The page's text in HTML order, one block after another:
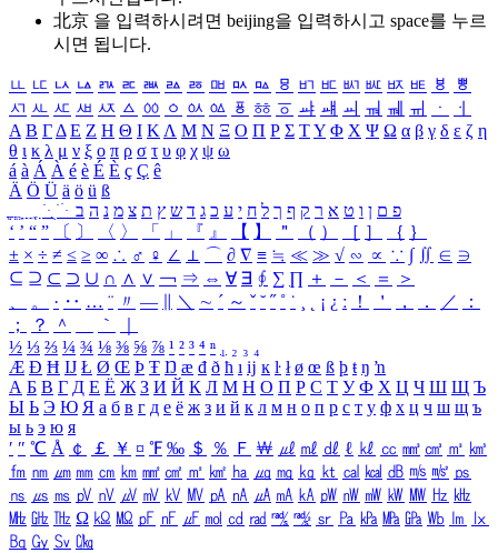
北京 을 입력하시려면 beijing을 입력하시고 space를 누르
시면 됩니다.
ㅥ ㅦ ㅧ ㅨ ㅩ ㅪ ㅫ ㅬ ㅭ ㅮ ㅯ ㅰ ㅱ ㅲ ㅳ ㅴ ㅵ ㅶ ㅷ ㅸ
ㅹ
ㅺ ㅻ ㅼ ㅽ ㅾ ㅿ ㆀ ㆁ ㆂ ㆃ ㆄ ㆅ ㆆ ㆇ ㆈ ㆉ ㆊ ㆋ ㆌ ㆍ
ㆎ
Α Β ΓΔ Ε Ζ Η Θ Ι ΚΛ Μ Ν Ξ Ο Π Ρ Σ ΤΥ Φ Χ Ψ Ω α β γ δ ε ζ η
θ ι κ λ μ ν ξ ο π ρ σ τ υ φ χ ψ ω
á à Á À é è É È ç Ç ê
Ä Ö Ü ä ö ü ß
ִֶֹ ֻּ ׁׂ פ ם ן ו ט א ר ק ף ך ל ח י ע כ ג ד ש ץ ת צ מ נ ה ב
‘ ’ “ ” 〔 〕 〈 〉 「 」 『 』 【 】 ＂ （ ） ［ ］ ｛ ｝
± × ÷ ≠ ≤ ≥ ∞ ∴ ♂ ♀ ∠ ⊥ ⌒ ∂ ∇ ≡ ≒ ≪ ≫ √ ∽ ∝ ∵ ∫ ∬ ∈ ∋
⊆ ⊇ ⊂ ⊃ ∪ ∩ ∧ ∨ ￢ ⇒ ⇔ ∀ ∃ ∮ ∑ ∏ ＋ － ＜ ＝
＞
、
。 · ‥ … ¨ 〃 ― ＼ ∼ ´ ～ ˇ ˘ ˝ ˚ ˙ ¸ ¡ ¿ ː ！ ＇ ， ． ／
：
；
？ ＾ ｀
½ ⅓ ⅔ ¼ ¾ ⅛ ⅜ ⅝ ⅞ ¹ ² ³ ⁴ ⁿ ₁ ₂ ₃ ₄
Æ Ð Ħ Ĳ Ł Ø Œ Þ Ŧ Ŋ æ đ ð ħ ı ĳ ĸ ŀ ł ø œ ß þ ŧ ŋ ŉ
А Б В Г Д Е Ё Ж З И Й К Л М Н О П Р С Т У Ф Х Ц Ч Ш Щ Ъ
Ы Ь Э Ю Я а б в г д е ё ж з и й к л м н о п р с т у ф х ц ч ш щ ъ
ы ь э ю я
′ ″ ℃ Å ￠ ￡ ￥ ¤ ℉ ‰ ＄ ％ Ｆ ￦ ㎕ ㎖ ㎗ ℓ ㎘ ㏄ ㎣ ㎤ ㎥ ㎦
㎙ ㎚ ㎛ ㎜ ㎝ ㎞ ㎟ ㎠ ㎡ ㎢ ㏊ ㎍ ㎎ ㎏ ㏏ ㎈ ㎉ ㏈ ㎧ ㎨ ㎰
㎱ ㎲ ㎳ ㎴ ㎵ ㎶ ㎷ ㎸ ㎹ ㎀ ㎁ ㎂ ㎃ ㎄ ㎺ ㎻ ㎽ ㎾ ㎿ ㎐ ㎑
㎒ ㎓ ㎔ Ω ㏀ ㏁ ㎊ ㎋ ㎌ ㏖ ㏅ ㎭ ㎮ ㎯ ㏛ ㎩ ㎪ ㎫ ㎬ ㏝ ㏐
㏓
㏃ ㏉ ㏜ ㏆